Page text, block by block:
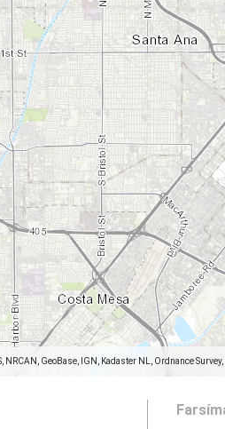
NRCAN, GeoBase, IGN, Kadaster NL, Ordnance